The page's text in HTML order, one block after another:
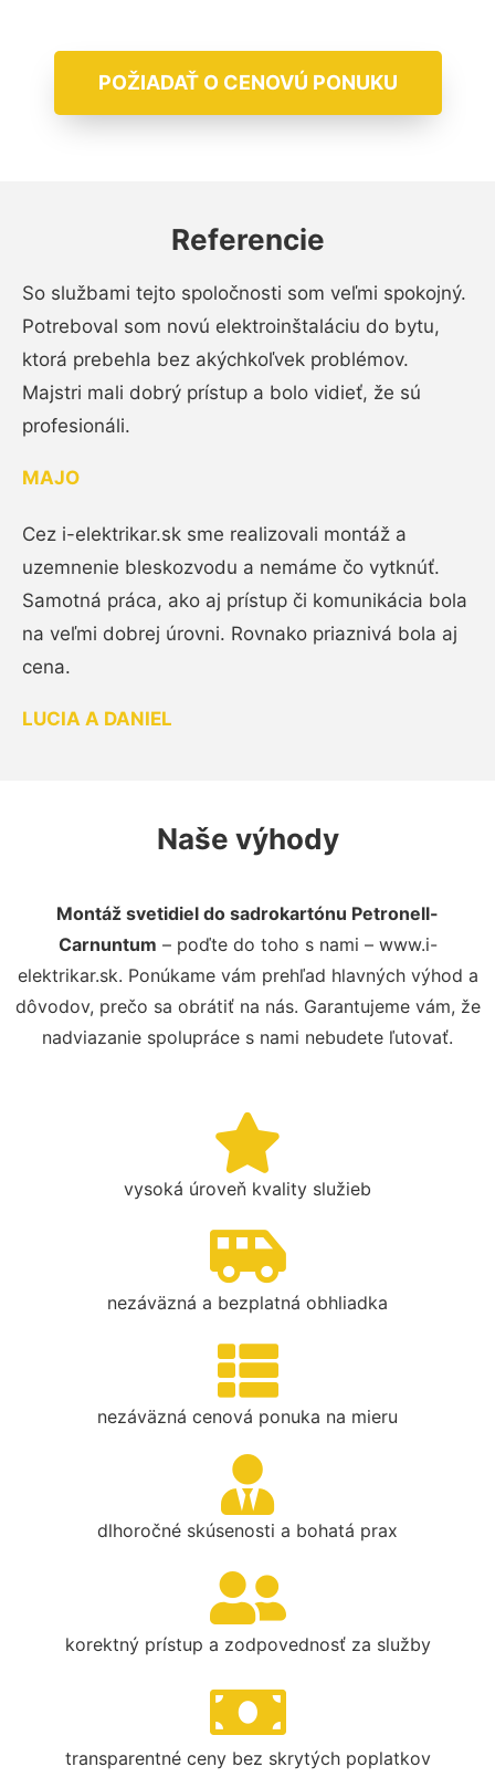
POŽIADAŤ O CENOVÚ PONUKU
Referencie
So službami tejto spoločnosti som veľmi spokojný.
Potreboval som novú elektroinštaláciu do bytu,
ktorá prebehla bez akýchkoľvek problémov.
Majstri mali dobrý prístup a bolo vidieť, že sú
profesionáli.
MAJO
Cez i-elektrikar.sk sme realizovali montáž a
uzemnenie bleskozvodu a nemáme čo vytknúť.
Samotná práca, ako aj prístup či komunikácia bola
na veľmi dobrej úrovni. Rovnako priaznivá bola aj
cena.
LUCIA A DANIEL
Naše výhody
Montáž svetidiel do sadrokartónu Petronell-
Carnuntum – poďte do toho s nami – www.i-
elektrikar.sk. Ponúkame vám prehľad hlavných výhod a
dôvodov, prečo sa obrátiť na nás. Garantujeme vám, že
nadviazanie spolupráce s nami nebudete ľutovať.
vysoká úroveň kvality služieb
nezáväzná a bezplatná obhliadka
nezáväzná cenová ponuka na mieru
dlhoročné skúsenosti a bohatá prax
korektný prístup a zodpovednosť za služby
transparentné ceny bez skrytých poplatkov